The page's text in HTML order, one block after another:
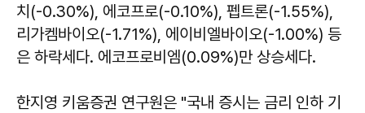
치(-0.30%), 에코프로(-0.10%), 펩트론(-1.55%),
리가켐바이오(-1.71%), 에이비엘바이오(-1.00%) 등
은 하락세다. 에코프로비엠(0.09%)만 상승세다.
한지영 키움증권 연구원은 "국내 증시는 금리 인하 기